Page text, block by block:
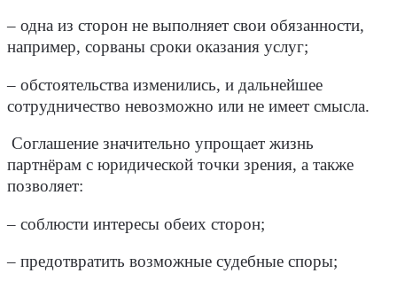
– одна из сторон не выполняет свои обязанности,
например, сорваны сроки оказания услуг;
– обстоятельства изменились, и дальнейшее
сотрудничество невозможно или не имеет смысла.
Соглашение значительно упрощает жизнь
партнёрам с юридической точки зрения, а также
позволяет:
– соблюсти интересы обеих сторон;
– предотвратить возможные судебные споры;